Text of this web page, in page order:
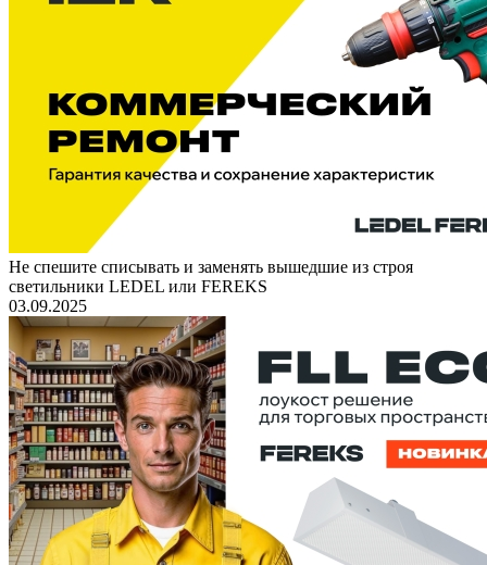
Не спешите списывать и заменять вышедшие из строя
светильники LEDEL или FEREKS
03.09.2025